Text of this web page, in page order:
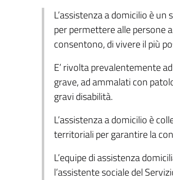
L’assistenza a domicilio è
per permettere alle persone
consentono, di vivere il più
E’ rivolta prevalentemente
grave, ad ammalati con
gravi disabilità.
L’assistenza a domicilio è
territoriali per garantire la
L’equipe di assistenza
l’assistente sociale del